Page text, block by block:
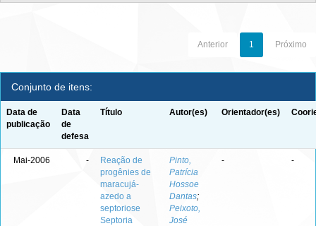
Anterior 1 Próximo
Conjunto de itens:
Data de
publicação
Data
de
defesa
Título Autor(es) Orientador(es)
Mai-2006 -
Reação de
progênies de
maracujá-
azedo a
septoriose
Septoria
Pinto,
Patrícia
Hossoe
Dantas;
Peixoto,
José
- -